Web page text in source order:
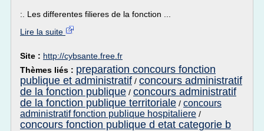
:. Les differentes filieres de la fonction ...
Lire la suite
Site : http://cybsante.free.fr
Thèmes liés : preparation concours fonction
publique et administratif / concours administratif
de la fonction publique / concours administratif
de la fonction publique territoriale / concours
administratif fonction publique hospitaliere /
concours fonction publique d etat categorie b